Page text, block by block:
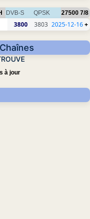
DVB-S QPSK 27500 7/8
3800 3803 2025-12-16+
à jour